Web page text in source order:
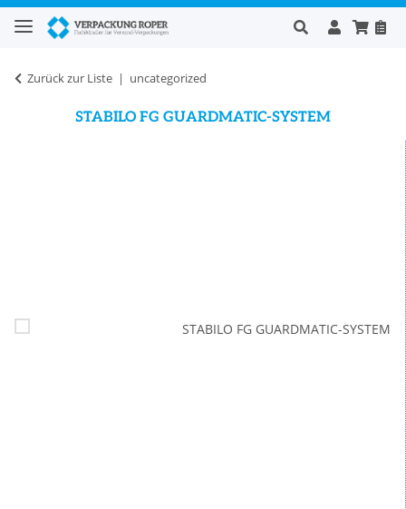
Zurück zur Liste uncategorized
STABILO FG GUARDMATIC-SYSTEM